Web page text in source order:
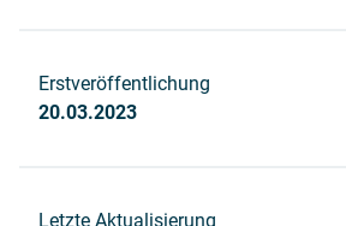
Erstveröffentlichung
20.03.2023
Letzte Aktualisierung